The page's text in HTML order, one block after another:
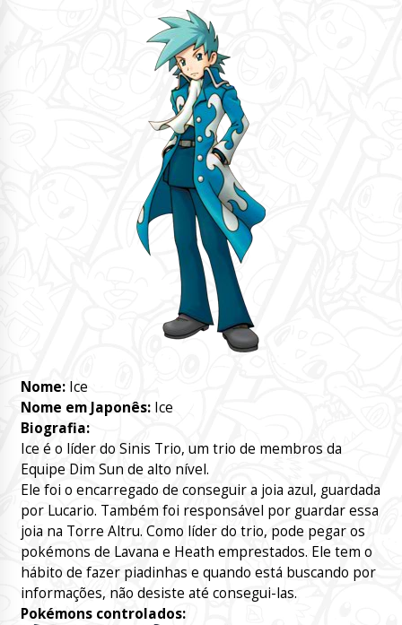
Nome:Ice
Nome em Japonês:Ice
Biografia:
Ice é o líder do Sinis Trio, um trio de membros da
Equipe Dim Sun de alto nível.
Ele foi o encarregado de conseguir a joia azul, guardada
por Lucario. Também foi responsável por guardar essa
joia na Torre Altru. Como líder do trio, pode pegar os
pokémons de Lavana e Heath emprestados. Ele tem o
hábito de fazer piadinhas e quando está buscando por
informações, não desiste até consegui-las.
Pokémons controlados: